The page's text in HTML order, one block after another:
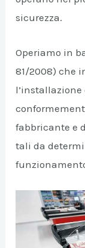
sicurezza.
Operiamo in
81/2008) che
fabbricante e
tali da